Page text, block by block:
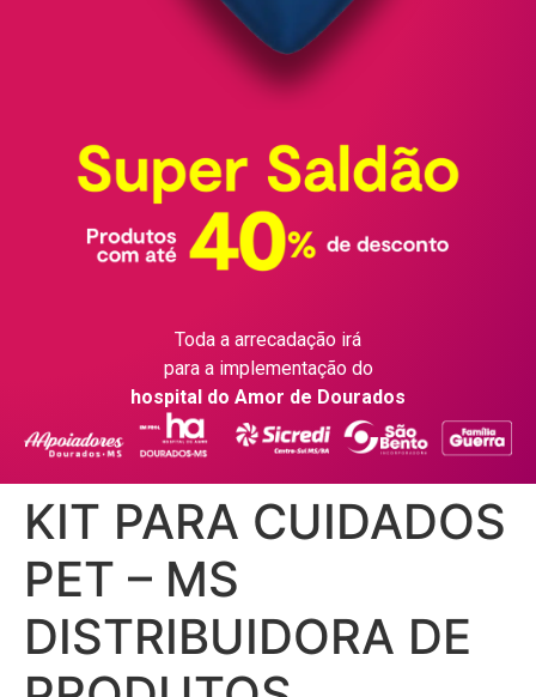
Toda a arrecadação irá
para a implementação do
hospital do Amor de Dourados
KIT PARA CUIDADOS
PET – MS
DISTRIBUIDORA DE